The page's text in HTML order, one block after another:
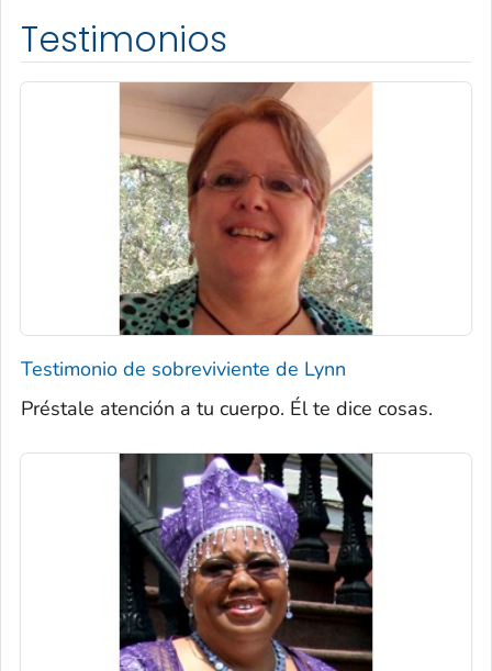
Testimonios
Testimonio de sobreviviente de Lynn
Préstale atención a tu cuerpo. Él te dice cosas.